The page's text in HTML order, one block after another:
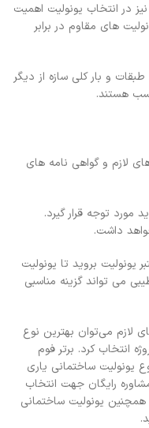
در انتخاب یونولیت اهمیت
‌های مقاوم در برابر
و بار کلی سازه از دیگر
هستند.
لازم و گواهی ‌نامه ‌های
مورد توجه قرار گیرد.
داشت.
یونولیت بروید تا یونولیت
می تواند گزینه مناسبی
لازم می‌توان بهترین نوع
انتخاب کرد. برتر فوم
یونولیت ساختمانی یاری
رایگان جهت انتخاب
یونولیت ساختمانی